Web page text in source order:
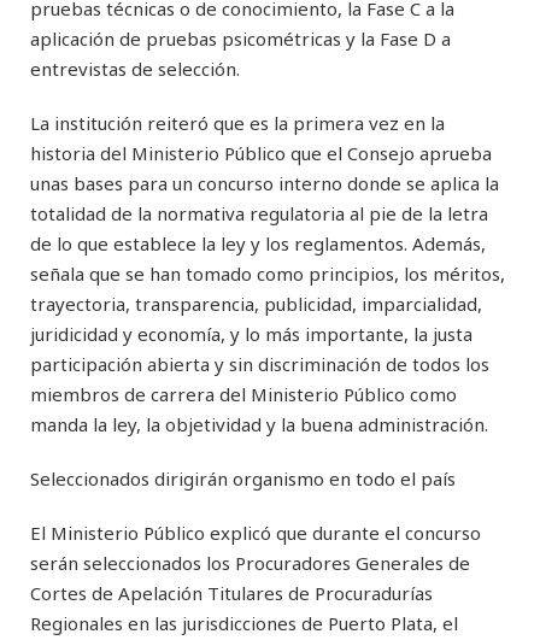
pruebas técnicas o de conocimiento, la Fase C a la
aplicación de pruebas psicométricas y la Fase D a
entrevistas de selección.
La institución reiteró que es la primera vez en la
historia del Ministerio Público que el Consejo aprueba
unas bases para un concurso interno donde se aplica la
totalidad de la normativa regulatoria al pie de la letra
de lo que establece la ley y los reglamentos. Además,
señala que se han tomado como principios, los méritos,
trayectoria, transparencia, publicidad, imparcialidad,
juridicidad y economía, y lo más importante, la justa
participación abierta y sin discriminación de todos los
miembros de carrera del Ministerio Público como
manda la ley, la objetividad y la buena administración.
Seleccionados dirigirán organismo en todo el país
El Ministerio Público explicó que durante el concurso
serán seleccionados los Procuradores Generales de
Cortes de Apelación Titulares de Procuradurías
Regionales en las jurisdicciones de Puerto Plata, el